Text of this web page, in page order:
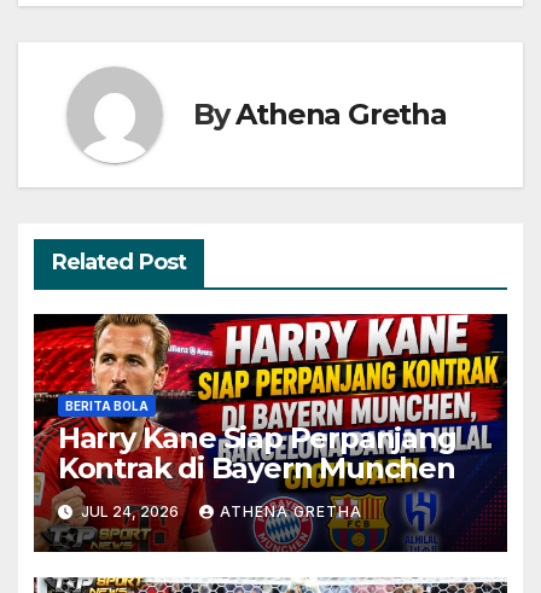
ByAthena Gretha
Related Post
BERITA BOLA
Harry Kane Siap Perpanjang
Kontrak di Bayern Munchen
JUL 24, 2026 ATHENA GRETHA